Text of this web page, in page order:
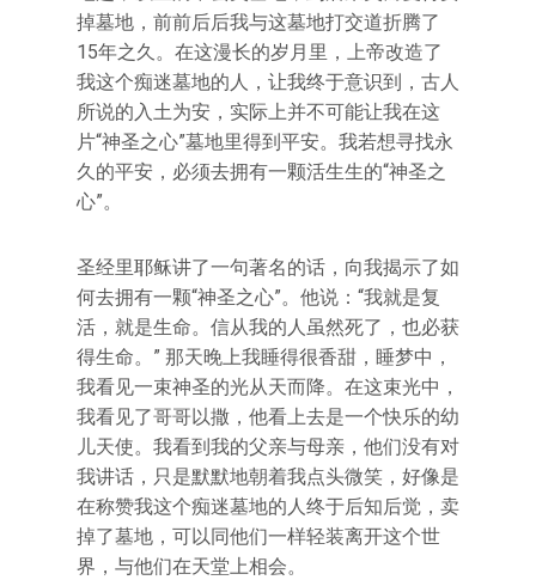
掉墓地，前前后后我与这墓地打交道折腾了
15年之久。在这漫长的岁月里，上帝改造了
我这个痴迷墓地的人，让我终于意识到，古人
所说的入土为安，实际上并不可能让我在这
片“神圣之心”墓地里得到平安。我若想寻找永
久的平安，必须去拥有一颗活生生的“神圣之
心”。
圣经里耶稣讲了一句著名的话，向我揭示了如
何去拥有一颗“神圣之心”。他说：“我就是复
活，就是生命。信从我的人虽然死了，也必获
得生命。” 那天晚上我睡得很香甜，睡梦中，
我看见一束神圣的光从天而降。在这束光中，
我看见了哥哥以撒，他看上去是一个快乐的幼
儿天使。我看到我的父亲与母亲，他们没有对
我讲话，只是默默地朝着我点头微笑，好像是
在称赞我这个痴迷墓地的人终于后知后觉，卖
掉了墓地，可以同他们一样轻装离开这个世
界，与他们在天堂上相会。